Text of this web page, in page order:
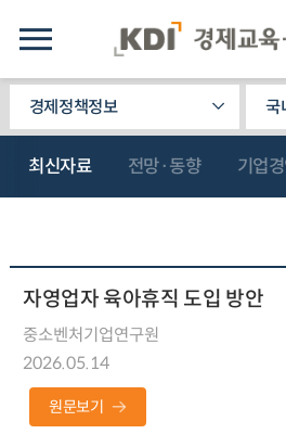
경제정책정보 국
최신자료 전망·동향 기업
자영업자 육아휴직 도입 방안
중소벤처기업연구원
2026.05.14
원문보기